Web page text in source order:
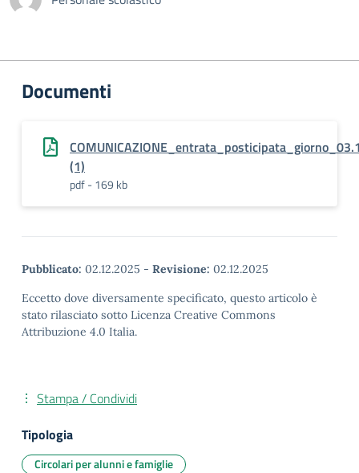
Documenti
(1)
pdf - 169 kb
Pubblicato: 02.12.2025 - Revisione: 02.12.2025
Eccetto dove diversamente specificato, questo articolo è
stato rilasciato sotto Licenza Creative Commons
Attribuzione 4.0 Italia.
Stampa / Condividi
Tipologia
Circolari per alunni e famiglie